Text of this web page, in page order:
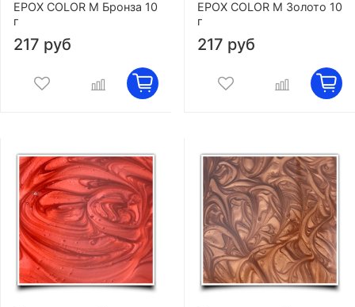
EPOX COLOR M Бронза 10
г
217 руб
EPOX COLOR M Золото 10
г
217 руб